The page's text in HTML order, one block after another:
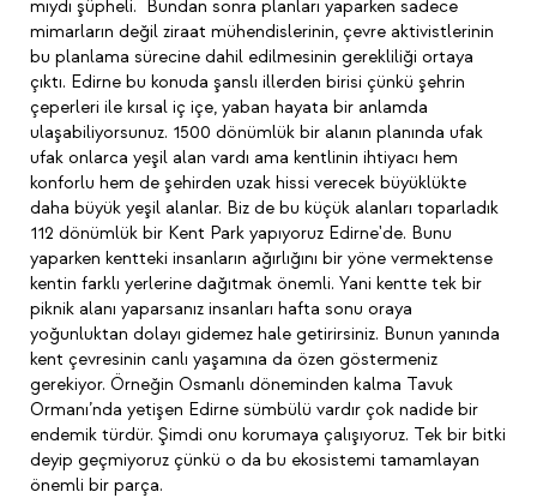
mıydı şüpheli. Bundan sonra planları yaparken sadece
mimarların değil ziraat mühendislerinin, çevre aktivistlerinin
bu planlama sürecine dahil edilmesinin gerekliliği ortaya
çıktı. Edirne bu konuda şanslı illerden birisi çünkü şehrin
çeperleri ile kırsal iç içe, yaban hayata bir anlamda
ulaşabiliyorsunuz. 1500 dönümlük bir alanın planında ufak
ufak onlarca yeşil alan vardı ama kentlinin ihtiyacı hem
konforlu hem de şehirden uzak hissi verecek büyüklükte
daha büyük yeşil alanlar. Biz de bu küçük alanları toparladık
112 dönümlük bir Kent Park yapıyoruz Edirne'de. Bunu
yaparken kentteki insanların ağırlığını bir yöne vermektense
kentin farklı yerlerine dağıtmak önemli. Yani kentte tek bir
piknik alanı yaparsanız insanları hafta sonu oraya
yoğunluktan dolayı gidemez hale getirirsiniz. Bunun yanında
kent çevresinin canlı yaşamına da özen göstermeniz
gerekiyor. Örneğin Osmanlı döneminden kalma Tavuk
Ormanı’nda yetişen Edirne sümbülü vardır çok nadide bir
endemik türdür. Şimdi onu korumaya çalışıyoruz. Tek bir bitki
deyip geçmiyoruz çünkü o da bu ekosistemi tamamlayan
önemli bir parça.